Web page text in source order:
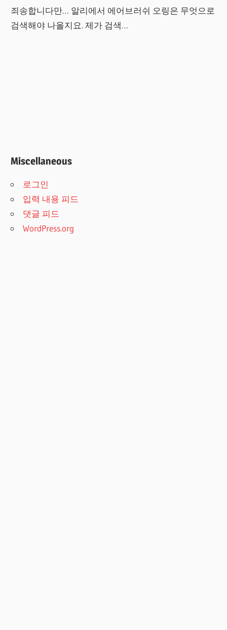
죄송합니다만… 알리에서 에어브러쉬 오링은 무엇으로
검색해야 나올지요. 제가 검색…
Miscellaneous
로그인
입력 내용 피드
댓글 피드
WordPress.org